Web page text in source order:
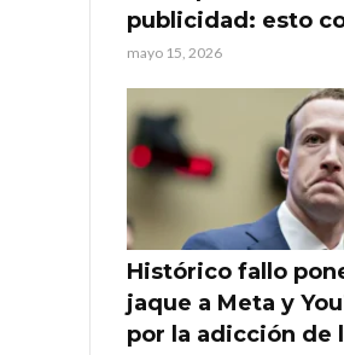
publicidad: esto
mayo 15, 2026
Histórico fallo
jaque a Meta y
por la adicción de